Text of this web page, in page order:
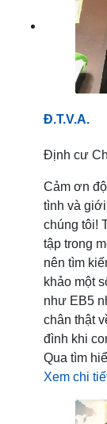
Đ.T.V.A.
Định cư
Cảm ơn
tình và
chúng tôi!
tập trong
nên tìm
khảo một
như EB5
chân thật
đình khi
Qua tìm
Xem chi